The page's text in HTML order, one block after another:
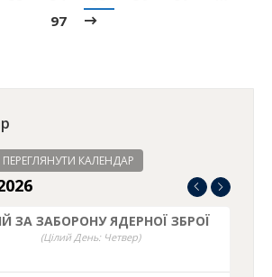
97
ПЕРЕГЛЯНУТИ КАЛЕНДАР
ЗА ЗАБОРОНУ ЯДЕРНОЇ ЗБРОЇ
(Цілий День: Четвер)